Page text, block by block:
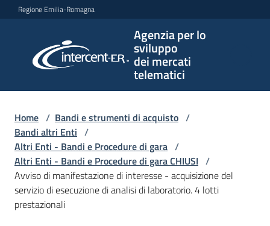
Vai al contenuto
Vai alla navigazione
Vai al footer
Regione Emilia-Romagna
Agenzia per lo
sviluppo
dei mercati
telematici
per lo
sviluppo
telematici
L'Agenzia
Home / Bandi e strumenti di acquisto /
Bandi altri Enti /
Altri Enti - Bandi e Procedure di gara /
Altri Enti - Bandi e Procedure di gara CHIUSI /
Avviso di manifestazione di interesse - acquisizione del
servizio di esecuzione di analisi di laboratorio. 4 lotti
prestazionali